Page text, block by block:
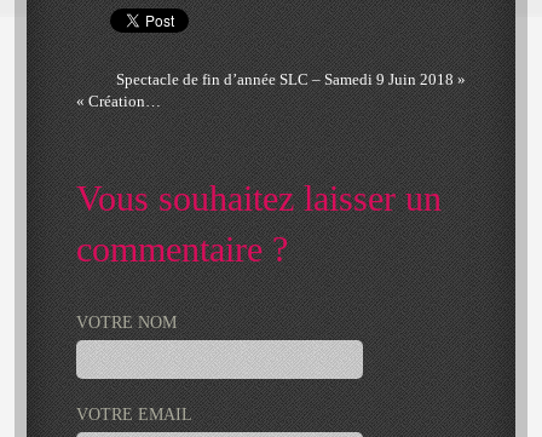
Spectacle de fin d’année SLC – Samedi 9 Juin 2018 »
« Création…
Vous souhaitez laisser un
commentaire ?
VOTRE NOM
VOTRE EMAIL